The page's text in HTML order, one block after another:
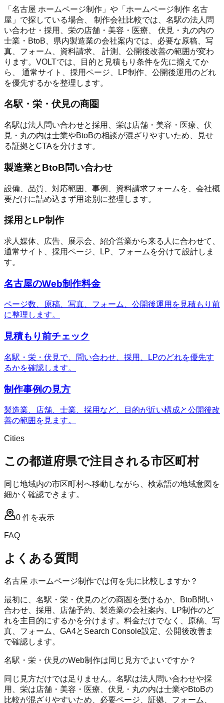
「名古屋 ホームページ制作」や「ホームページ制作 名古
屋」で探している場合、 制作会社比較では、名駅の法人問
い合わせ・採用、栄の店舗・美容・医療、 伏見・丸の内の
士業・BtoB、県内製造業の会社案内では、必要な原稿、写
真、フォーム、資料請求、 計測、公開後改善の範囲が変わ
ります。VOLTでは、目的と見積もり条件を先に揃えてか
ら、 通常サイト、採用ページ、LP制作、公開後運用のどれ
を優先するかを整理します。
名駅・栄・伏見の商圏
名駅は法人問い合わせと採用、栄は店舗・美容・医療、伏
見・丸の内は士業やBtoBの相談が混ざりやすいため、見せ
る証拠とCTAを分けます。
製造業とBtoB問い合わせ
設備、品質、対応範囲、事例、資料請求フォームを、会社概
要だけに詰め込まず用途別に整理します。
採用とLP制作
求人媒体、広告、展示会、紹介営業から来る人に合わせて、
通常サイト、採用ページ、LP、フォームを分けて設計しま
す。
名古屋のWeb制作料金
ページ数、原稿、写真、フォーム、公開後運用を見積もり前
に整理します。
見積もり前チェック
名駅・栄・伏見で、問い合わせ、採用、LPのどれを優先す
るかを確認します。
制作事例の見方
製造業、店舗、士業、採用など、目的が近い構成と公開後改
善の範囲を見ます。
Cities
この都道府県で注目される市区町村
同じ地域内の市区町村へ移動しながら、検索語の地域意図を
細かく確認できます。
0 件を表示
FAQ
よくある質問
名古屋 ホームページ制作では何を先に比較しますか？
最初に、名駅・栄・伏見のどの商圏を受けるか、BtoB問い
合わせ、採用、店舗予約、製造業の会社案内、LP制作のど
れを主目的にするかを分けます。料金だけでなく、原稿、写
真、フォーム、GA4とSearch Console設定、公開後改善ま
で確認します。
名駅・栄・伏見のWeb制作は同じ見方でよいですか？
同じ見方だけでは足りません。名駅は法人問い合わせや採
用、栄は店舗・美容・医療、伏見・丸の内は士業やBtoBの
比較が混ざりやすいため、必要ページ、証拠、フォーム、